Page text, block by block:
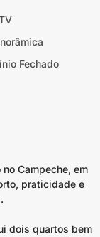
Fechado
Campeche, em
praticidade e
dois quartos bem